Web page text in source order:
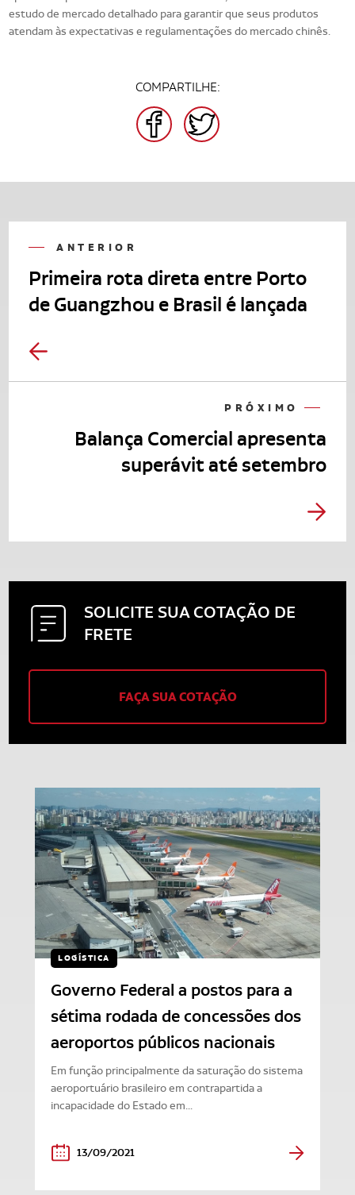
estudo de mercado detalhado para garantir que seus produtos
atendam às expectativas e regulamentações do mercado chinês.
COMPARTILHE:
FACEBOOKTWITTER
ANTERIOR
Primeira rota direta entre Porto
de Guangzhou e Brasil é lançada
PRÓXIMO
Balança Comercial apresenta
superávit até setembro
SOLICITE SUACOTAÇÃO DE
FRETE
FAÇA SUA COTAÇÃO
LOGÍSTICA
Governo Federal a postos para a
sétima rodada de concessões dos
aeroportos públicos nacionais
Em função principalmente da saturação do sistema
aeroportuário brasileiro em contrapartida a
incapacidade do Estado em...
13/09/2021